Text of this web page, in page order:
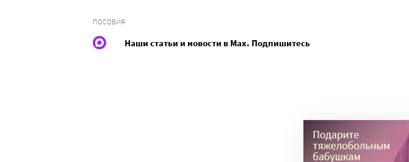
ПОСОБИЯ
Наши статьи и новости в Max. Подпишитесь